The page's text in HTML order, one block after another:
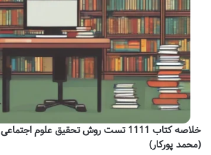
خلاصه کتاب 1111 تست روش تحقیق علوم اجتماعی
(محمد پورکار)